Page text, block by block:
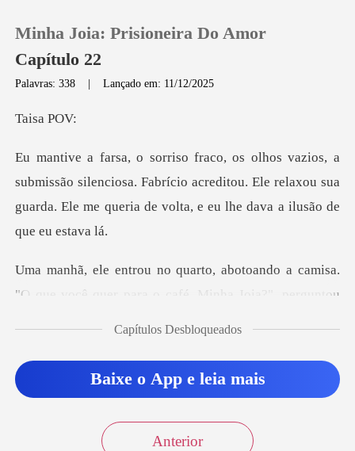
Loja
Histórico
Minha Joia: Prisioneira Do Amor
Capítulo 22
Palavras: 338 |Lançado em: 11/12/2025
sa
ão silenciosa. Fabrício acreditou. Ele relaxou sua
guarda. Ele
sa.
"O que você quer para o café, Minha Joia?", p
Capítulos Desbloqueados
Baixe o App e leia mais
Anterior